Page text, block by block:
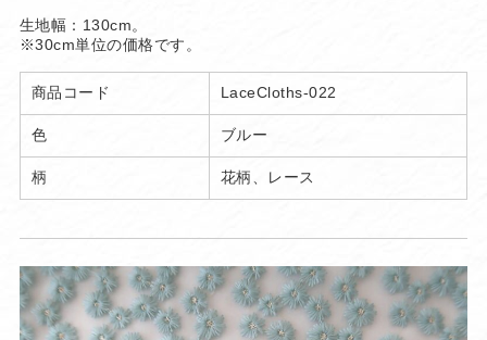
生地幅：130cm。
※30cm単位の価格です。
商品コード LaceCloths-022
色 ブルー
柄 花柄、レース